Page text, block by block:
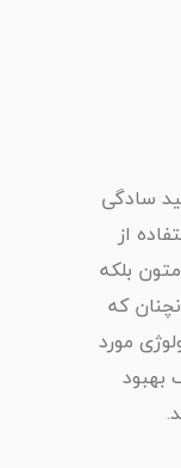
سادگی
از
بلکه
که
مورد
بهبود